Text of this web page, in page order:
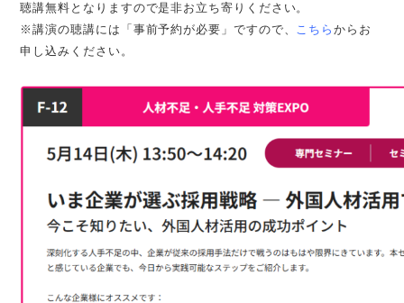
聴講無料となりますので是非お立ち寄りください。
※講演の聴講には「事前予約が必要」ですので、 こちらからお
申し込みください。